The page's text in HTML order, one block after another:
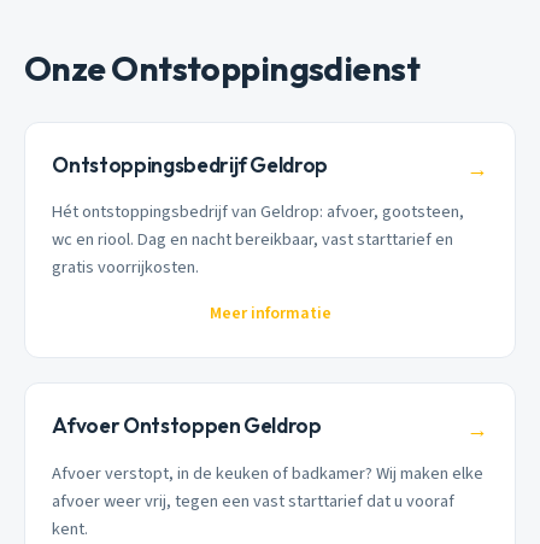
Onze Ontstoppingsdienst
Ontstoppingsbedrijf Geldrop →
Hét ontstoppingsbedrijf van Geldrop: afvoer, gootsteen,
wc en riool. Dag en nacht bereikbaar, vast starttarief en
gratis voorrijkosten.
Meer informatie
Afvoer Ontstoppen Geldrop →
Afvoer verstopt, in de keuken of badkamer? Wij maken elke
afvoer weer vrij, tegen een vast starttarief dat u vooraf
kent.